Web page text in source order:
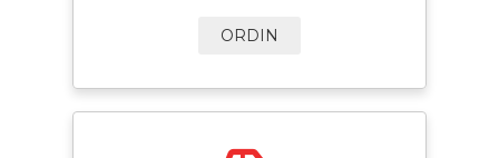
ORDIN